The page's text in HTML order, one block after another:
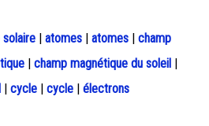
atomes atomes
champ
champ magnétique du soleil
cycle cycle électrons